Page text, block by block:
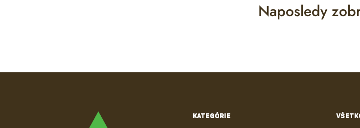
Naposledy
KATEGÓRIE